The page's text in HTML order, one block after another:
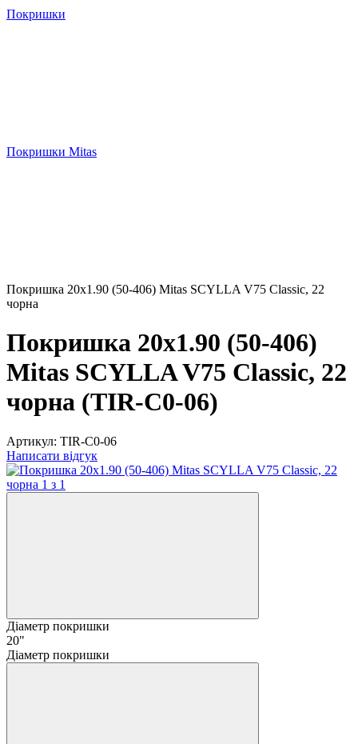
Покришки
Покришки Mitas
Покришка 20x1.90 (50-406) Mitas SCYLLA V75 Classic, 22
чорна
Покришка 20x1.90 (50-406)
Mitas SCYLLA V75 Classic, 22
чорна (TIR-C0-06)
Артикул: TIR-C0-06
Написати відгук
Діаметр покришки
20"
Діаметр покришки